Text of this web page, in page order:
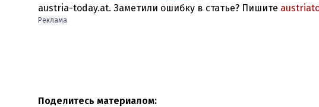
austria-today.at. Заметили ошибку в статье? Пишите
Реклама
Поделитесь материалом: